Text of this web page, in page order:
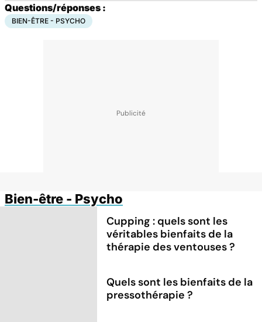
Questions/réponses :
BIEN-ÊTRE - PSYCHO
Bien-être - Psycho
Cupping : quels sont les
véritables bienfaits de la
thérapie des ventouses ?
Quels sont les bienfaits de la
pressothérapie ?